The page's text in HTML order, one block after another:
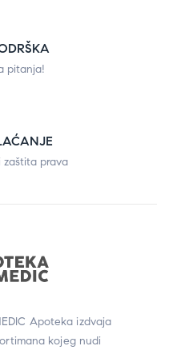
pitanja!
zaštita prava
Apoteka izdvaja
kojeg nudi